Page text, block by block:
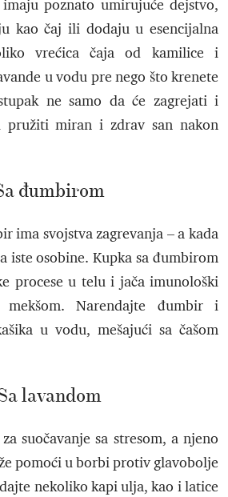
poznato umirujuće dejstvo,
kao čaj ili dodaju u esencijalna
vrećica čaja od kamilice i
u vodu pre nego što krenete
ne samo da će zagrejati i
miran i zdrav san nakon
đumbirom
ima svojstva zagrevanja – a kada
iste osobine. Kupka sa đumbirom
procese u telu i jača imunološki
Narendajte đumbir i
u vodu, mešajući sa čašom
lavandom
suočavanje sa stresom, a njeno
pomoći u borbi protiv glavobolje
nekoliko kapi ulja, kao i latice